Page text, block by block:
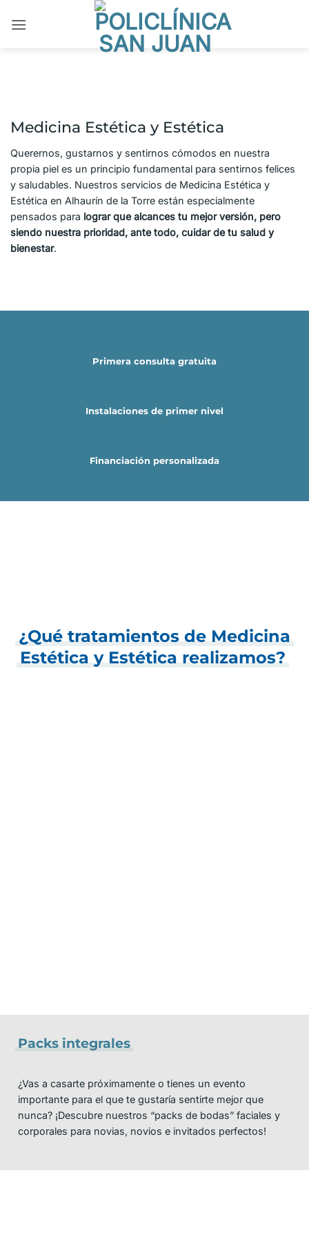
Medicina Estética y Estética
Querernos, gustarnos y sentirnos cómodos en nuestra
propia piel es un principio fundamental para sentirnos felices
y saludables. Nuestros servicios de Medicina Estética y
Estética en Alhaurín de la Torre están especialmente
pensados para lograr que alcances tu mejor versión, pero
siendo nuestra prioridad, ante todo, cuidar de tu salud y
bienestar.
Primera consulta gratuita
Instalaciones de primer nivel
Financiación personalizada
¿Qué tratamientos de Medicina
Estética y Estética realizamos?
Packs integrales
¿Vas a casarte próximamente o tienes un evento
importante para el que te gustaría sentirte mejor que
nunca? ¡Descubre nuestros “packs de bodas” faciales y
corporales para novias, novios e invitados perfectos!